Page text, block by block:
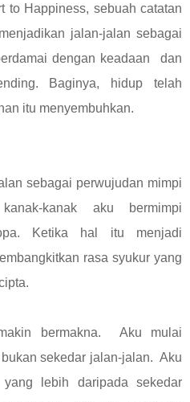
Happiness, sebuah catatan
jalan-jalan sebagai
dengan keadaan dan
Baginya, hidup telah
itu menyembuhkan.
sebagai perwujudan mimpi
kanak aku bermimpi
Ketika hal itu menjadi
rasa syukur yang
bermakna. Aku mulai
sekedar jalan-jalan. Aku
lebih daripada sekedar